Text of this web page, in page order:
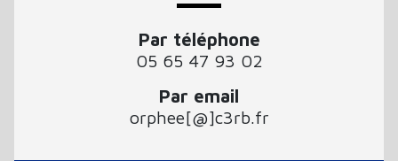
Par téléphone
05 65 47 93 02
Par email
orphee[@]c3rb.fr